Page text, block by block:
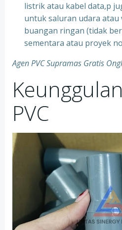
listrik atau kabel data,p
untuk saluran udara atau
buangan ringan (tidak
sementara atau proyek
Agen PVC Supramas Gratis
PVC